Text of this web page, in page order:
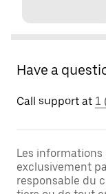
Have a
Call support at 1
Les
exclusivement
responsable du